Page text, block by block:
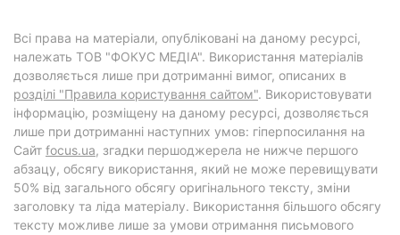
Всі права на матеріали, опубліковані на даному ресурсі,
належать ТОВ "ФОКУС МЕДІА". Використання матеріалів
дозволяється лише при дотриманні вимог, описаних в
розділі "Правила користування сайтом". Використовувати
інформацію, розміщену на даному ресурсі, дозволяється
лише при дотриманні наступних умов: гіперпосилання на
Cайт focus.ua, згадки першоджерела не нижче першого
абзацу, обсягу використання, який не може перевищувати
50% від загального обсягу оригінального тексту, зміни
заголовку та ліда матеріалу. Використання більшого обсягу
тексту можливе лише за умови отримання письмового